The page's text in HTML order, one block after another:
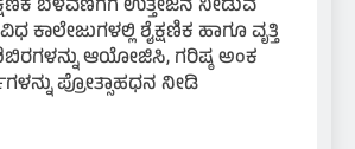
ಬೆಳವಣಿಗೆಗೆ ಉತ್ತೇಜನ ನೀಡುವ
ಕಾಲೇಜುಗಳಲ್ಲಿ ಶೈಕ್ಷಣಿಕ ಹಾಗೂ ವೃತ್ತಿ
ಆಯೋಜಿಸಿ, ಗರಿಷ್ಠ ಅಂಕ
ಪ್ರೋತ್ಸಾಹಧನ ನೀಡಿ